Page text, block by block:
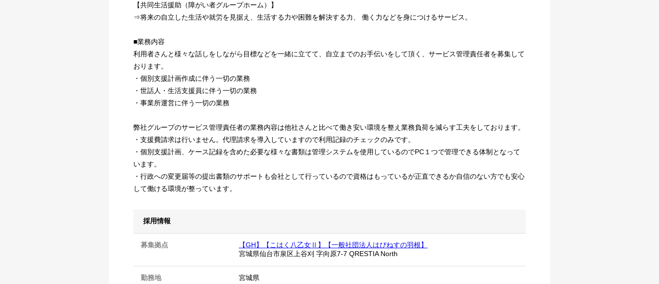
【共同生活援助（障がい者グループホーム）】
⇒将来の自立した生活や就労を見据え、生活する力や困難を解決する力、 働く力などを身につけるサービス。
■業務内容
利用者さんと様々な話しをしながら目標などを一緒に立てて、自立までのお手伝いをして頂く、サービス管理責任者を募集して
おります。
・個別支援計画作成に伴う一切の業務
・世話人・生活支援員に伴う一切の業務
・事業所運営に伴う一切の業務
弊社グループのサービス管理責任者の業務内容は他社さんと比べて働き安い環境を整え業務負荷を減らす工夫をしております。
・支援費請求は行いません。代理請求を導入していますので利用記録のチェックのみです。
・個別支援計画、ケース記録を含めた必要な様々な書類は管理システムを使用しているのでPC１つで管理できる体制となって
います。
・行政への変更届等の提出書類のサポートも会社として行っているので資格はもっているが正直できるか自信のない方でも安心
して働ける環境が整っています。
採用情報
募集拠点
【GH】【こはく八乙女Ⅱ】【一般社団法人はぴねすの羽根】
宮城県仙台市泉区上谷刈 字向原7-7 QRESTIA North
勤務地 宮城県